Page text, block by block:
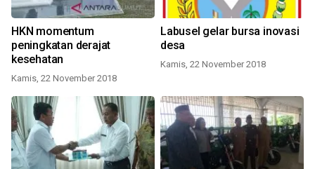
HKN momentum
peningkatan derajat
kesehatan
Kamis, 22 November 2018
Labusel gelar bursa inovasi
desa
Kamis, 22 November 2018